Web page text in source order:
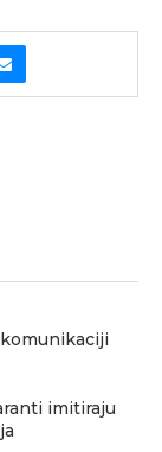
imitiraju